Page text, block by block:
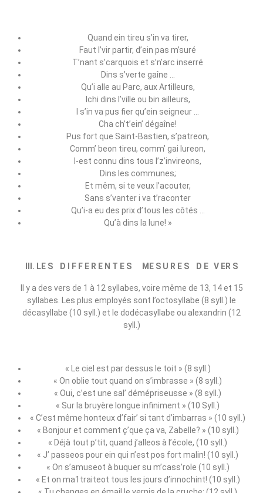
Quand ein tireu s’in va tirer,
Faut l’vir partir, d’ein pas m’suré
T’nant s’carquois et s’n’arc inserré
Dins s’verte gaîne …
Qu’i alle au Parc, aux Artilleurs,
Ichi dins l’ville ou bin ailleurs,
I s’in va pus fier qu’ein seigneur …
Cha ch’t’ein’ dégaîne!
Pus fort que Saint‑Bastien, s’patreon,
Comm’ beon tireu, comm’ gai lureon,
I‑est connu dins tous l’z’invireons,
Dins les communes;
Et mêm, si te veux l’acouter,
Sans s’vanter i va t’raconter
Qu’i‑a eu des prix d’tous les côtés …
Qu’à dins la lune! »
III. LE S D I F F E R E N T E S ME S U R E S D E V ER S
Il y a des vers de 1 à 12 syllabes, voire même de 13, 14 et 15
syllabes. Les plus employés sont l’octosyllabe (8 syll.) le
décasyllabe (10 syll.) et le dodécasyllabe ou alexandrin (12
syll.)
« Le ciel est par dessus le toit » (8 syll.)
« On oblie tout quand on s’imbrasse » (8 syll.)
« Oui, c’est une sal’ démépriseusse » (8 syll.)
« Sur la bruyère longue infiniment » (10 Syll.)
« C’est même honteux d’fair’ si tant d’imbarras » (10 syll.)
« Bonjour et comment ç’que ça va, Zabelle? » (10 syll.)
« Déjà tout p’tit, quand j’alleos à l’école, (10 syll.)
« J’ passeos pour ein qui n’est pos fort malin! (10 syll.)
« On s’amuseot à buquer su m’cass’role (10 syll.)
« Et on ma1traiteot tous les jours d’innochint! (10 syll.)